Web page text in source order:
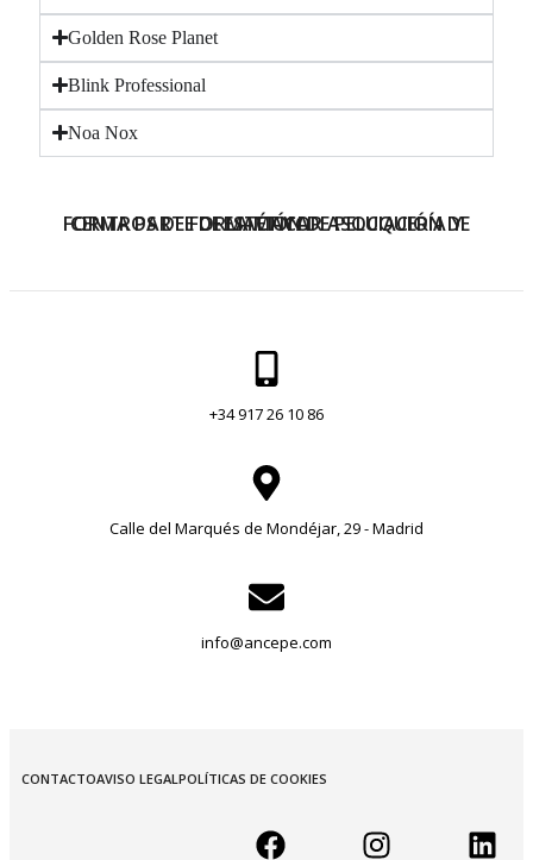
Golden Rose Planet
Blink Professional
Noa Nox
FORMA PARTE DE LA MAYOR ASOCIACIÓN DE CENTROS DE FORMACIÓN DE PELUQUERÍA Y ESTÉTICA
+34 917 26 10 86
Calle del Marqués de Mondéjar, 29 - Madrid
info@ancepe.com
CONTACTOAVISO LEGAL POLÍTICAS DE COOKIES